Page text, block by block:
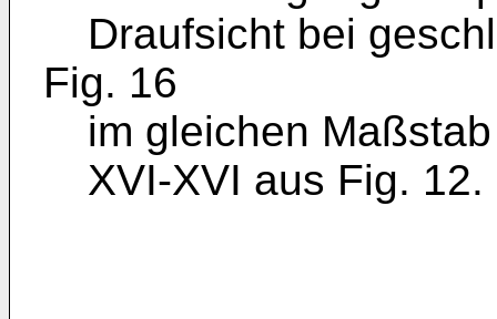
Draufsicht bei
Fig. 16
im gleichen
XVI-XVI aus Fig. 12.